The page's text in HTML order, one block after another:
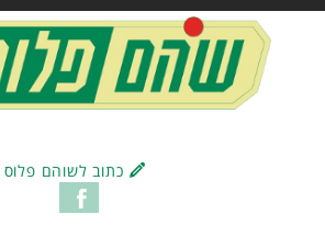
כתוב לשוהם פלוס